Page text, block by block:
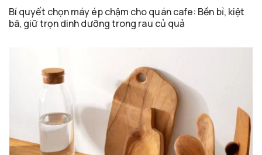
Bí quyết chọn máy ép chậm cho quán cafe: Bền bỉ, kiệt
bã, giữ trọn dinh dưỡng trong rau củ quả